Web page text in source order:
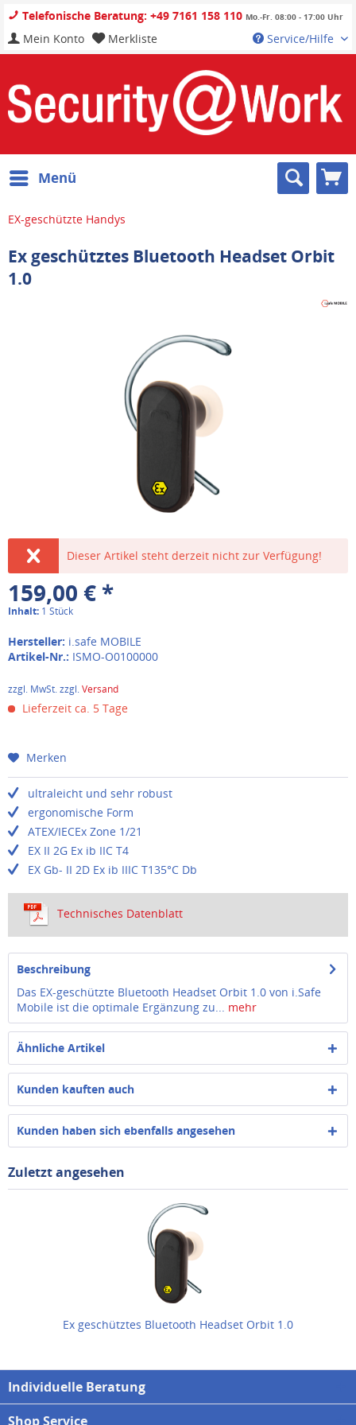
Telefonische Beratung: +49 7161 158 110 Mo.-Fr. 08:00 - 17:00 Uhr
Service/Hilfe
Mein Konto Merkliste
Menü
EX-geschützte Handys
Ex geschütztes Bluetooth Headset Orbit
1.0
Dieser Artikel steht derzeit nicht zur Verfügung!
159,00 € *
Inhalt: 1 Stück
Hersteller: i.safe MOBILE
Artikel-Nr.: ISMO-O0100000
zzgl. MwSt. zzgl.Versand
Lieferzeit ca. 5 Tage
Merken
ultraleicht und sehr robust
ergonomische Form
ATEX/IECEx Zone 1/21
EX II 2G Ex ib IIC T4
EX Gb- II 2D Ex ib IIIC T135°C Db
Technisches Datenblatt
Beschreibung
Das EX-geschützte Bluetooth Headset Orbit 1.0 von i.Safe
Mobile ist die optimale Ergänzung zu... mehr
Ähnliche Artikel
Kunden kauften auch
Kunden haben sich ebenfalls angesehen
Zuletzt angesehen
Ex geschütztes Bluetooth Headset Orbit 1.0
Individuelle Beratung
Shop Service